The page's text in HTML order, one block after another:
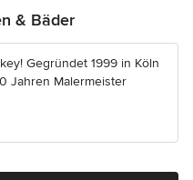
& Bäder
Gegründet 1999 in Köln
Jahren Malermeister